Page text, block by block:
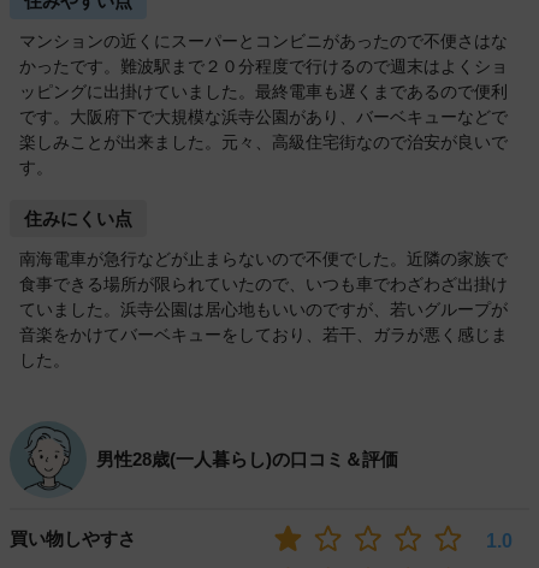
マンションの近くにスーパーとコンビニがあったので不便さはな
かったです。難波駅まで２０分程度で行けるので週末はよくショ
ッピングに出掛けていました。最終電車も遅くまであるので便利
です。大阪府下で大規模な浜寺公園があり、バーベキューなどで
楽しみことが出来ました。元々、高級住宅街なので治安が良いで
す。
住みにくい点
南海電車が急行などが止まらないので不便でした。近隣の家族で
食事できる場所が限られていたので、いつも車でわざわざ出掛け
ていました。浜寺公園は居心地もいいのですが、若いグループが
音楽をかけてバーベキューをしており、若干、ガラが悪く感じま
した。
男性28歳(一人暮らし)の口コミ＆評価
買い物しやすさ
1.0